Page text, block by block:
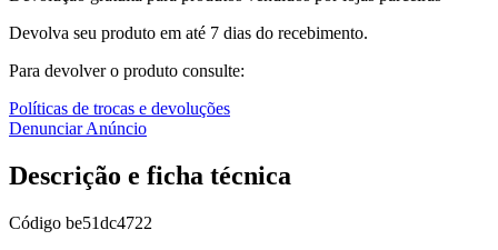
Devolva seu produto em até 7 dias do recebimento.
Para devolver o produto consulte:
Políticas de trocas e devoluções
Denunciar Anúncio
Descrição e ficha técnica
Código be51dc4722